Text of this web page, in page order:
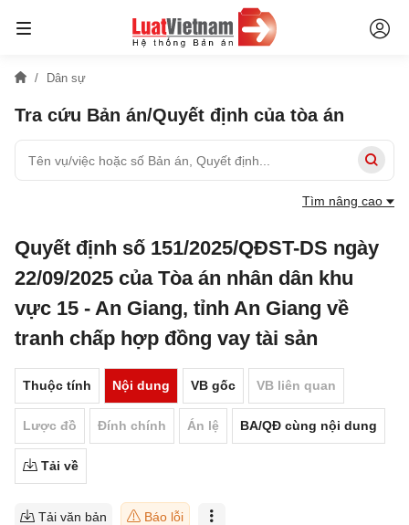
Dân sự
Tra cứu Bản án/Quyết định của tòa án
Tìm nâng cao
Quyết định số 151/2025/QĐST-DS ngày
22/09/2025 của Tòa án nhân dân khu
vực 15 - An Giang, tỉnh An Giang về
tranh chấp hợp đồng vay tài sản
Thuộc tính Nội dung VB gốc VB liên quan
Lược đồ Đính chính Án lệ BA/QĐ cùng nội dung
Tải về
Tải văn bản Báo lỗi